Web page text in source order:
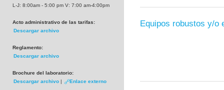
L-J: 8:00am - 5:00 pm V: 7:00 am-4:00pm
Acto administrativo de las tarifas:
Descargar archivo
Reglamento:
Descargar archivo
Brochure del laboratorio:
Descargar archivo | Enlace externo
Equipos robustos y/o